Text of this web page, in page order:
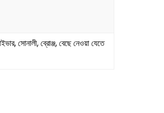
সোনালী, ব্রোঞ্জ, বেছে নেওয়া যেতে